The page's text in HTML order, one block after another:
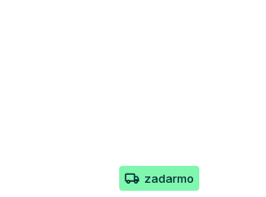
zadarmo